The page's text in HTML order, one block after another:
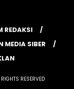
REDAKSI
MEDIA SIBER
RESERVED